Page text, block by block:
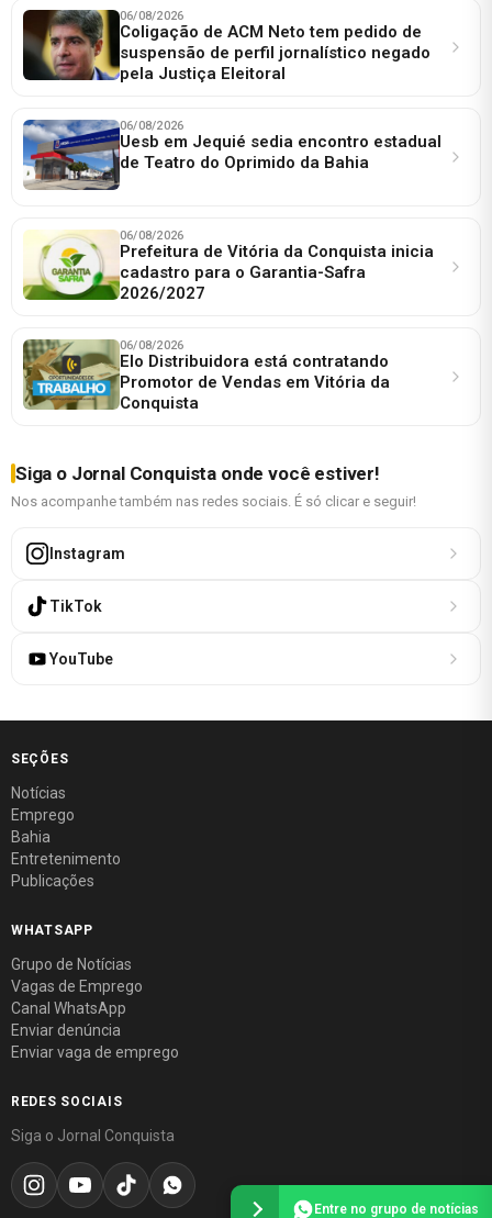
06/08/2026
Coligação de ACM Neto tem pedido de
suspensão de perfil jornalístico negado
pela Justiça Eleitoral
06/08/2026
Uesb em Jequié sedia encontro estadual
de Teatro do Oprimido da Bahia
06/08/2026
Prefeitura de Vitória da Conquista inicia
cadastro para o Garantia-Safra
2026/2027
06/08/2026
Elo Distribuidora está contratando
Promotor de Vendas em Vitória da
Conquista
Siga o Jornal Conquista onde você estiver!
Nos acompanhe também nas redes sociais. É só clicar e seguir!
Instagram
TikTok
YouTube
SEÇÕES
Notícias
Emprego
Bahia
Entretenimento
Publicações
WHATSAPP
Grupo de Notícias
Vagas de Emprego
Canal WhatsApp
Enviar denúncia
Enviar vaga de emprego
REDES SOCIAIS
Siga o Jornal Conquista
Entre no grupo de notícias